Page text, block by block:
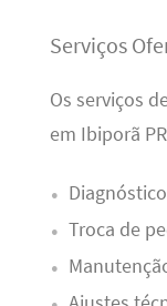
Serviços
Os serviços
em Ibiporã
Troca de